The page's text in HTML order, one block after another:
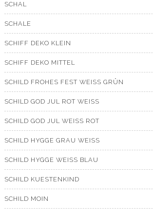
SCHAL
SCHALE
SCHIFF DEKO KLEIN
SCHIFF DEKO MITTEL
SCHILD FROHES FEST WEISS GRÜN
SCHILD GOD JUL ROT WEISS
SCHILD GOD JUL WEISS ROT
SCHILD HYGGE GRAU WEISS
SCHILD HYGGE WEISS BLAU
SCHILD KUESTENKIND
SCHILD MOIN